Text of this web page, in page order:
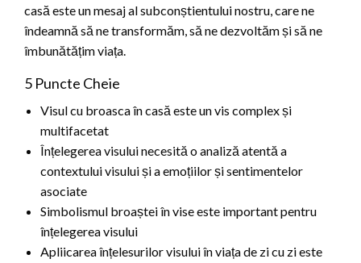
casă este un mesaj al subconștientului nostru, care ne
îndeamnă să ne transformăm, să ne dezvoltăm și să ne
îmbunătățim viața.
5 Puncte Cheie
Visul cu broasca în casă este un vis complex și
multifacetat
Înțelegerea visului necesită o analiză atentă a
contextului visului și a emoțiilor și sentimentelor
asociate
Simbolismul broaștei în vise este important pentru
înțelegerea visului
Apliicarea înțelesurilor visului în viața de zi cu zi este